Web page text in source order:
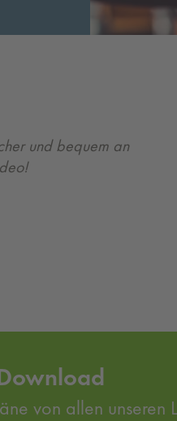
und bequem an
von allen unseren